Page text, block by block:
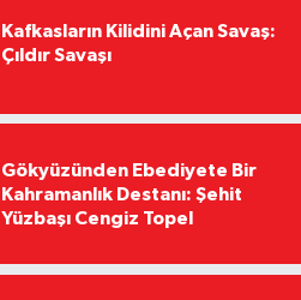
Kafkasların Kilidini Açan Savaş:
Çıldır Savaşı
Gökyüzünden Ebediyete Bir
Kahramanlık Destanı: Şehit
Yüzbaşı Cengiz Topel